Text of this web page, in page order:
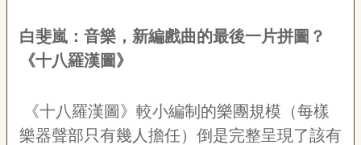
白斐嵐：音樂，新編戲曲的最後一片拼圖？
《十八羅漢圖》
《十八羅漢圖》較小編制的樂團規模（每樣
樂器聲部只有幾人擔任）倒是完整呈現了該有